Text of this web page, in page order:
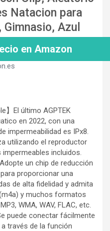
Natacion para
Azul
en Amazon
】El último AGPTEK
en 2022, con una
impermeabilidad es IPx8.
utilizando el reproductor
incluidos.
un chip de reducción
proporcionar una
de alta fidelidad y admita
y muchos formatos
WMA, WAV, FLAC, etc.
puede conectar fácilmente
través de la función